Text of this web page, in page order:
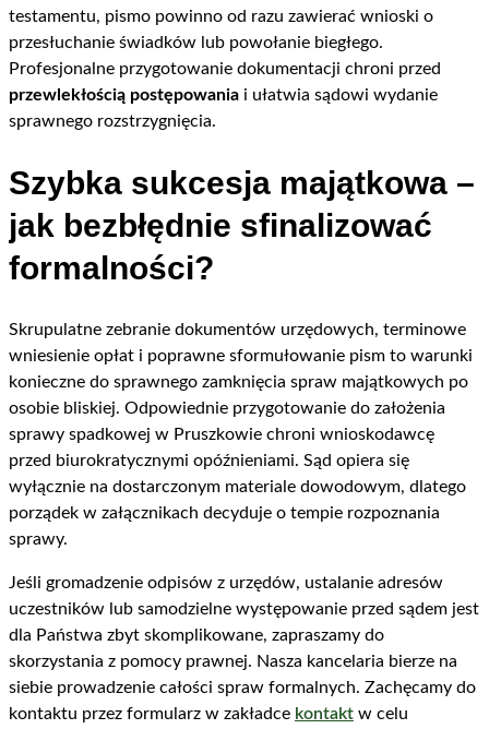
testamentu, pismo powinno od razu zawierać wnioski o
przesłuchanie świadków lub powołanie biegłego.
Profesjonalne przygotowanie dokumentacji chroni przed
przewlekłością postępowania i ułatwia sądowi wydanie
sprawnego rozstrzygnięcia.
Szybka sukcesja majątkowa –
jak bezbłędnie sfinalizować
formalności?
Skrupulatne zebranie dokumentów urzędowych, terminowe
wniesienie opłat i poprawne sformułowanie pism to warunki
konieczne do sprawnego zamknięcia spraw majątkowych po
osobie bliskiej. Odpowiednie przygotowanie do założenia
sprawy spadkowej w Pruszkowie chroni wnioskodawcę
przed biurokratycznymi opóźnieniami. Sąd opiera się
wyłącznie na dostarczonym materiale dowodowym, dlatego
porządek w załącznikach decyduje o tempie rozpoznania
sprawy.
Jeśli gromadzenie odpisów z urzędów, ustalanie adresów
uczestników lub samodzielne występowanie przed sądem jest
dla Państwa zbyt skomplikowane, zapraszamy do
skorzystania z pomocy prawnej. Nasza kancelaria bierze na
siebie prowadzenie całości spraw formalnych. Zachęcamy do
kontaktu przez formularz w zakładce kontakt w celu